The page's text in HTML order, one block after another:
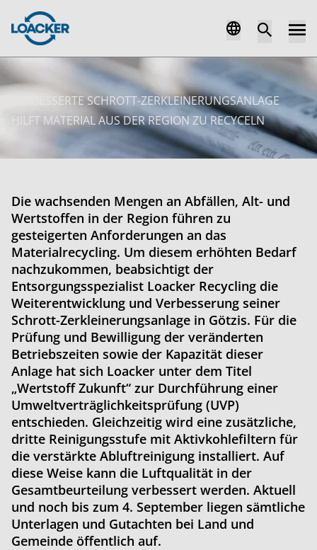
VERBESSERTE SCHROTT-ZERKLEINERUNGSANLAGE
HILFT MATERIAL AUS DER REGION ZU RECYCELN
Die wachsenden Mengen an Abfällen, Alt- und
Wertstoffen in der Region führen zu
gesteigerten Anforderungen an das
Materialrecycling. Um diesem erhöhten Bedarf
nachzukommen, beabsichtigt der
Entsorgungsspezialist Loacker Recycling die
Weiterentwicklung und Verbesserung seiner
Schrott-Zerkleinerungsanlage in Götzis. Für die
Prüfung und Bewilligung der veränderten
Betriebszeiten sowie der Kapazität dieser
Anlage hat sich Loacker unter dem Titel
„Wertstoff Zukunft“ zur Durchführung einer
Umweltverträglichkeitsprüfung (UVP)
entschieden. Gleichzeitig wird eine zusätzliche,
dritte Reinigungsstufe mit Aktivkohlefiltern für
die verstärkte Abluftreinigung installiert. Auf
diese Weise kann die Luftqualität in der
Gesamtbeurteilung verbessert werden. Aktuell
und noch bis zum 4. September liegen sämtliche
Unterlagen und Gutachten bei Land und
Gemeinde öffentlich auf.